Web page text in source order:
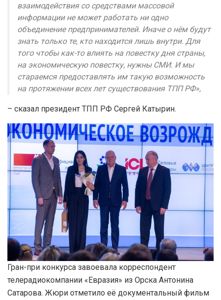
взаимодействия со средствами массовой
информации не может работать ни одно
объединение предпринимателей. Иначе о нём будут
знать только те, кто находится лишь внутри. Для
того чтобы как-то влиять на повестку дня страны,
на экономическую повестку, нужны СМИ. И мы
стараемся предоставлять им такую возможность
на протяжении всех лет существования ТПП РФ»,
– сказал президент ТПП РФ Сергей Катырин.
Гран-при конкурса завоевала корреспондент
телерадиокомпании «Евразия» из Орска Антонина
Сатарова. Жюри отметило её документальный фильм